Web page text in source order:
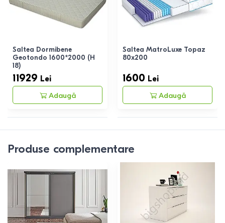
Saltea Dormibene
Geotondo 1600*2000 (H
18)
11929 Lei
Adaugă
Saltea MatroLuxe Topaz
80x200
1600 Lei
Adaugă
Produse complementare